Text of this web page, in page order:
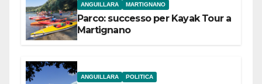
ANGUILLARA MARTIGNANO
Parco: successo per Kayak Tour a
Martignano
ANGUILLARA POLITICA